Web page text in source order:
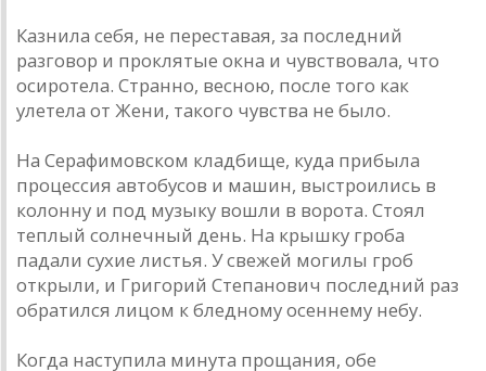
Казнила себя, не переставая, за последний
разговор и проклятые окна и чувствовала, что
осиротела. Странно, весною, после того как
улетела от Жени, такого чувства не было.
На Серафимовском кладбище, куда прибыла
процессия автобусов и машин, выстроились в
колонну и под музыку вошли в ворота. Стоял
теплый солнечный день. На крышку гроба
падали сухие листья. У свежей могилы гроб
открыли, и Григорий Степанович последний раз
обратился лицом к бледному осеннему небу.
Когда наступила минута прощания, обе